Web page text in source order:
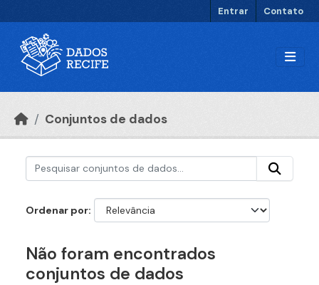
Entrar Contato
Conjuntos de dados
Ordenar por
Não foram encontrados
conjuntos de dados